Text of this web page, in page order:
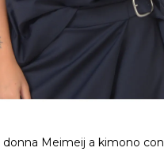
donna Meimeij a kimono con